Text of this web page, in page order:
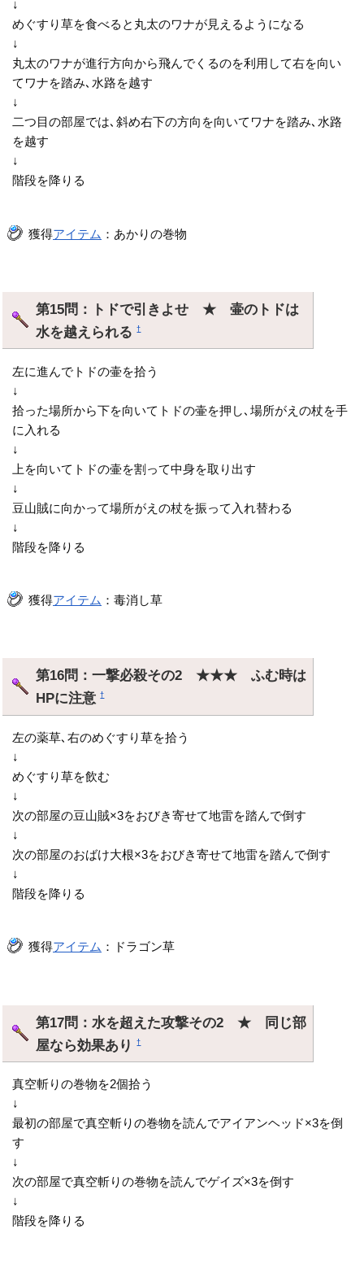
↓
めぐすり草を食べると丸太のワナが見えるようになる
↓
丸太のワナが進行方向から飛んでくるのを利用して右を向い
てワナを踏み､水路を越す
↓
二つ目の部屋では､斜め右下の方向を向いてワナを踏み､水路
を越す
↓
階段を降りる
獲得アイテム ：あかりの巻物
第15問：トドで引きよせ ★ 壷のトドは
水を越えられる†
左に進んでトドの壷を拾う
↓
拾った場所から下を向いてトドの壷を押し､場所がえの杖を手
に入れる
↓
上を向いてトドの壷を割って中身を取り出す
↓
豆山賊に向かって場所がえの杖を振って入れ替わる
↓
階段を降りる
獲得アイテム ：毒消し草
第16問：一撃必殺その2 ★★★ ふむ時は
HPに注意†
左の薬草､右のめぐすり草を拾う
↓
めぐすり草を飲む
↓
次の部屋の豆山賊×3をおびき寄せて地雷を踏んで倒す
↓
次の部屋のおばけ大根×3をおびき寄せて地雷を踏んで倒す
↓
階段を降りる
獲得アイテム ：ドラゴン草
第17問：水を超えた攻撃その2 ★ 同じ部
屋なら効果あり†
真空斬りの巻物を2個拾う
↓
最初の部屋で真空斬りの巻物を読んでアイアンヘッド×3を倒
す
↓
次の部屋で真空斬りの巻物を読んでゲイズ×3を倒す
↓
階段を降りる